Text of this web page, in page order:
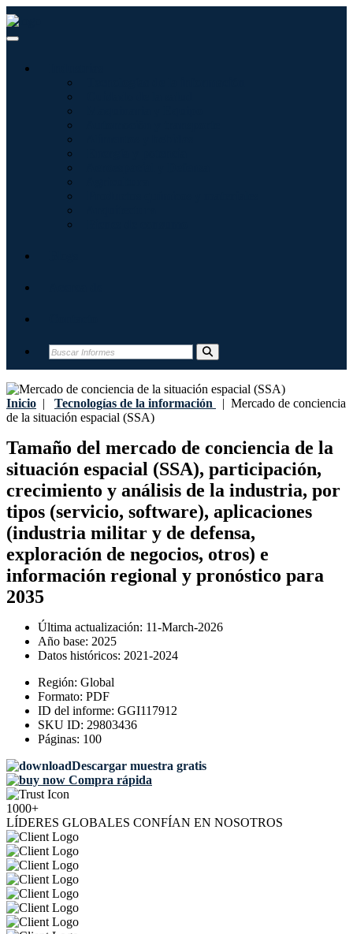
Inicio | Tecnologías de la información | Mercado de conciencia
de la situación espacial (SSA)
Tamaño del mercado de conciencia de la
situación espacial (SSA), participación,
crecimiento y análisis de la industria, por
tipos (servicio, software), aplicaciones
(industria militar y de defensa,
exploración de negocios, otros) e
información regional y pronóstico para
2035
Última actualización: 11-March-2026
Año base: 2025
Datos históricos: 2021-2024
Región: Global
Formato: PDF
ID del informe: GGI117912
SKU ID: 29803436
Páginas: 100
Descargar muestra gratis
Compra rápida
1000+
LÍDERES GLOBALES CONFÍAN EN NOSOTROS